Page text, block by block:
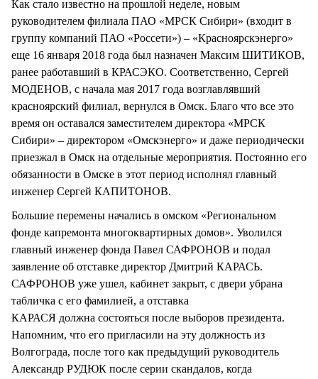
Как стало известно на прошлой неделе, новым
руководителем филиала ПАО «МРСК Сибири» (входит в
группу компаний ПАО «Россети») – «Красноярскэнерго»
еще 16 января 2018 года был назначен Максим ШИТИКОВ,
ранее работавший в КРАСЭКО. Соответственно, Сергей
МОДЕНОВ, с начала мая 2017 года возглавлявший
красноярский филиал, вернулся в Омск. Благо что все это
время он оставался заместителем директора «МРСК
Сибири» – директором «Омскэнерго» и даже периодически
приезжал в Омск на отдельные мероприятия. Постоянно его
обязанности в Омске в этот период исполнял главный
инженер Сергей КАПИТОНОВ.
Большие перемены начались в омском «Региональном
фонде капремонта многоквартирных домов». Уволился
главный инженер фонда Павел САФРОНОВ и подал
заявление об отставке директор Дмитрий КАРАСЬ.
САФРОНОВ уже ушел, кабинет закрыт, с двери убрана
табличка с его фамилией, а отставка
КАРАСЯ должна состояться после выборов президента.
Напомним, что его пригласили на эту должность из
Волгограда, после того как предыдущий руководитель
Александр РУДЮК после серии скандалов, когда